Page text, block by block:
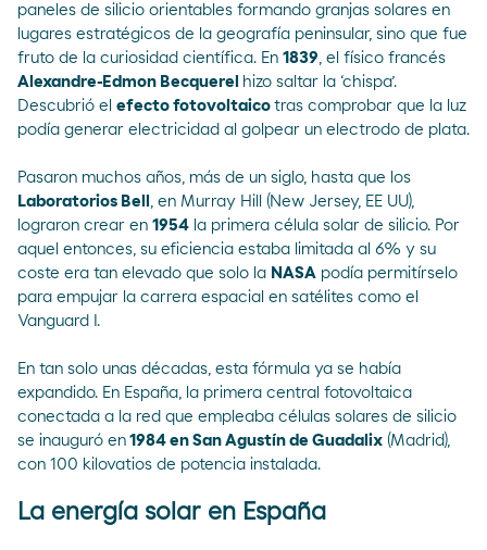
paneles de silicio orientables formando granjas solares en
lugares estratégicos de la geografía peninsular, sino que fue
fruto de la curiosidad científica. En 1839 , el físico francés
Alexandre-Edmon Becquerel
hizo saltar la ‘chispa’.
Descubrió el efecto fotovoltaico tras comprobar que la luz
podía generar electricidad al golpear un electrodo de plata.
Pasaron muchos años, más de un siglo, hasta que los
Laboratorios Bell
, en Murray Hill (New Jersey, EE UU),
lograron crear en 1954 la primera célula solar de silicio. Por
aquel entonces, su eficiencia estaba limitada al 6% y su
coste era tan elevado que solo la NASA podía permitírselo
para empujar la carrera espacial en satélites como el
Vanguard I.
En tan solo unas décadas, esta fórmula ya se había
expandido. En España, la primera central fotovoltaica
conectada a la red que empleaba células solares de silicio
se inauguró en 1984 en San Agustín de Guadalix (Madrid),
con 100 kilovatios de potencia instalada.
La energía solar en España